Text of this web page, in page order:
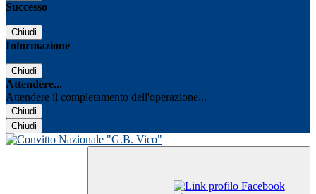
Successo
Chiudi
Informazione
Chiudi
Attendere...
Attendere il completamento dell'operazione...
Chiudi
Chiudi